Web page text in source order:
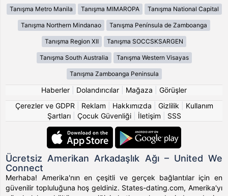
Tanışma Metro Manila Tanışma MIMAROPA Tanışma National Capital
Tanışma Northern Mindanao Tanışma Península de Zamboanga
Tanışma Region XII Tanışma SOCCSKSARGEN
Tanışma South Australia Tanışma Western Visayas
Tanışma Zamboanga Peninsula
Haberler Dolandırıcılar Mağaza
Görüşler
Çerezler ve GDPR
Reklam Hakkımızda Gizlilik
Kullanım
Şartları| Çocuk Güvenliği| İletişim SSS
Ücretsiz Amerikan Arkadaşlık Ağı – United We
Connect
Merhaba! Amerika'nın en çeşitli ve gerçek bağlantılar için en
güvenilir topluluğuna hoş geldiniz. States-dating.com, Amerika'yı